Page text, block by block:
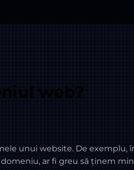
web?
unui website. De exemplu,
ar fi greu să ținem